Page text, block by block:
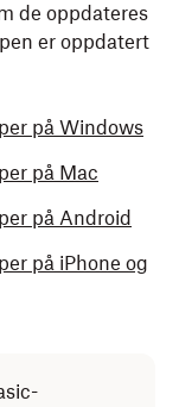
de oppdateres
er oppdatert
på Windows
på Mac
på Android
på iPhone og